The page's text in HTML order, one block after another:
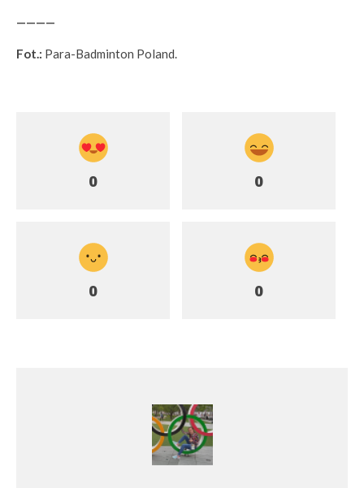
————
Fot.: Para-Badminton Poland.
0 0
0 0